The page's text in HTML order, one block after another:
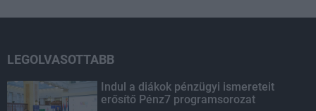
LEGOLVASOTTABB
Indul a diákok pénzügyi ismereteit
erősítő Pénz7 programsorozat